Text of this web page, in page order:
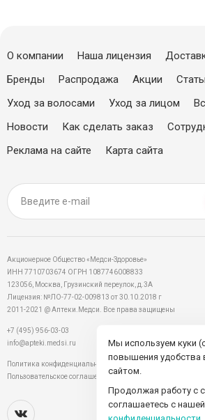
О компании Наша лицензия
Бренды
Распродажа Акции
Уход за волосами
Уход за лицом
Новости
Как сделать заказ
Реклама на сайте
Карта сайта
Акционерное Общество «Медси-Здоровье»
ИНН 7710703674 ОГРН 1087746008833
123056, Москва, Грузинский переулок, д.3А
Лицензия: №ЛО-77-02-009813 от 30.10.2018 г
2011-2021 @ Аптеки.Медси. Все права защищены
+7 (495) 956-03-03
info@apteki.medsi.ru
Политика конфиденциальности
Пользовательское соглашение
Мы используем куки
повышения удобства
сайтом.
Продолжая работу с
соглашаетесь с нашей